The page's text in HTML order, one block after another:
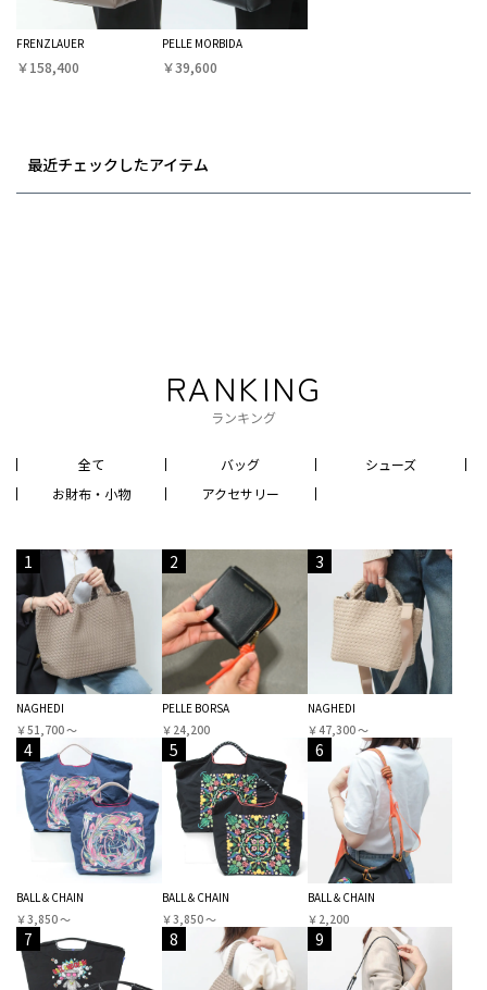
FRENZLAUER
￥158,400
PELLE MORBIDA
￥39,600
最近チェックしたアイテム
RANKING
ランキング
全て バッグ
シューズ
お財布・小物
アクセサリー
1
NAGHEDI
￥51,700 〜
2
PELLE BORSA
￥24,200
3
NAGHEDI
￥47,300 〜
4
BALL＆CHAIN
￥3,850 〜
5
BALL＆CHAIN
￥3,850 〜
6
BALL＆CHAIN
￥2,200
7 8 9